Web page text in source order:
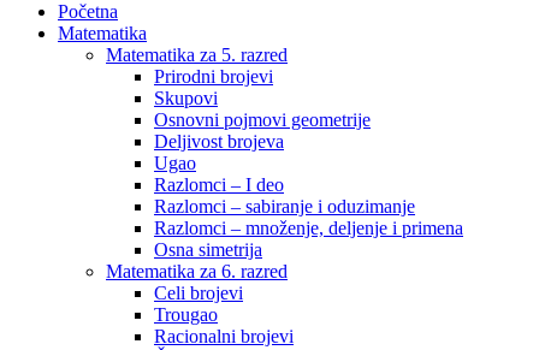
Početna
Matematika
Matematika za 5. razred
Prirodni brojevi
Skupovi
Osnovni pojmovi geometrije
Deljivost brojeva
Ugao
Razlomci – I deo
Razlomci – sabiranje i oduzimanje
Razlomci – množenje, deljenje i primena
Osna simetrija
Matematika za 6. razred
Celi brojevi
Trougao
Racionalni brojevi